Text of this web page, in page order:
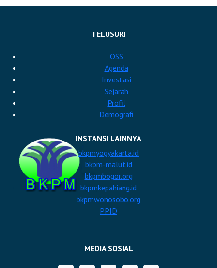
TELUSURI
OSS
Agenda
Investasi
Sejarah
Profil
Demografi
INSTANSI LAINNYA
bkpmyogyakarta.id
bkpm-malut.id
bkpmbogor.org
bkpmkepahiang.id
bkpmwonosobo.org
PPID
MEDIA SOSIAL